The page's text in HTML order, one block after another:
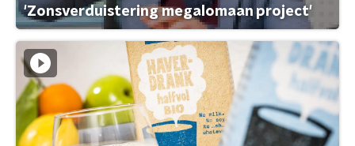
'Zonsverduistering megalomaan project'